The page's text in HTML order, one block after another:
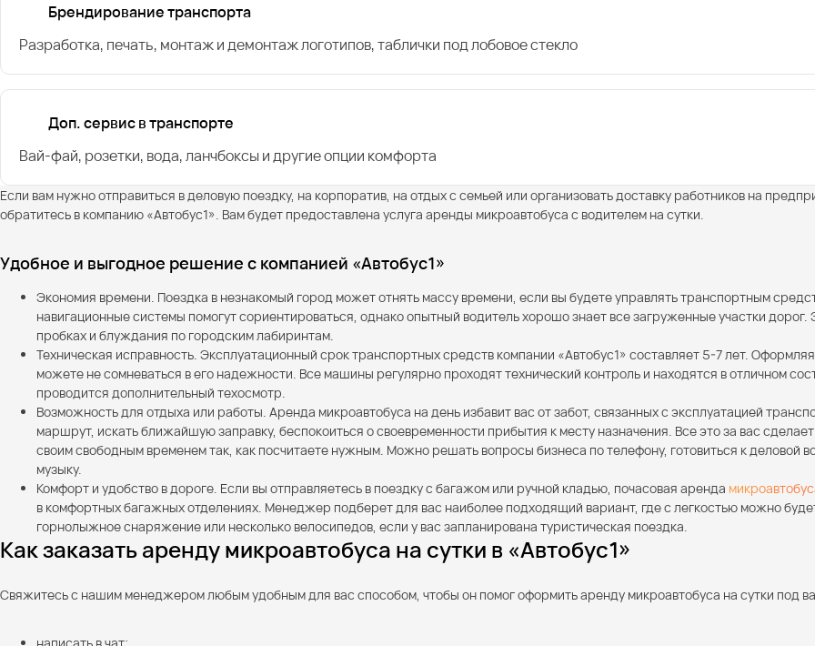
Брендирование транспорта
Разработка, печать, монтаж и демонтаж логотипов, таблички под лобовое стекло
Доп. сервис в транспорте
Вай-фай, розетки, вода, ланчбоксы и другие опции комфорта
Если вам нужно отправиться в деловую поездку, на корпоратив, на отдых с семьей или организовать доставку работников на
обратитесь в компанию «Автобус1». Вам будет предоставлена услуга аренды микроавтобуса с водителем на сутки.
Удобное и выгодное решение с компанией «Автобус1»
Экономия времени. Поездка в незнакомый город может отнять массу времени, если вы будете управлять транспортным
навигационные системы помогут сориентироваться, однако опытный водитель хорошо знает все загруженные участки дорог.
пробках и блуждания по городским лабиринтам.
Техническая исправность. Эксплуатационный срок транспортных средств компании «Автобус1» составляет 5-7 лет.
можете не сомневаться в его надежности. Все машины регулярно проходят технический контроль и находятся в отличном
проводится дополнительный техосмотр.
Возможность для отдыха или работы. Аренда микроавтобуса на день избавит вас от забот, связанных с эксплуатацией
маршрут, искать ближайшую заправку, беспокоиться о своевременности прибытия к месту назначения. Все это за вас
своим свободным временем так, как посчитаете нужным. Можно решать вопросы бизнеса по телефону, готовиться к деловой
музыку.
Комфорт и удобство в дороге. Если вы отправляетесь в поездку с багажом или ручной кладью, почасовая аренда
в комфортных багажных отделениях. Менеджер подберет для вас наиболее подходящий вариант, где с легкостью можно
горнолыжное снаряжение или несколько велосипедов, если у вас запланирована туристическая поездка.
Как заказать аренду микроавтобуса на сутки в «Автобус1»
Свяжитесь с нашим менеджером любым удобным для вас способом, чтобы он помог оформить аренду микроавтобуса на сутки под